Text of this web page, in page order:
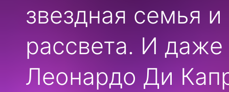
звездная семья
рассвета. И
Леонардо Ди